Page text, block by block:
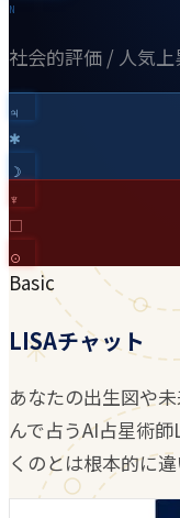
N
社会的評価 / 人気
♃︎
✱
☽︎
♆︎
□
☉︎
Basic
LISAチャット
あなたの出生図や
んで占うAI占星術
くのとは根本的に違